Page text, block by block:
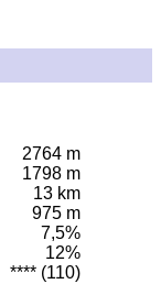
2764 m
1798 m
13 km
975 m
7,5%
12%
**** (110)